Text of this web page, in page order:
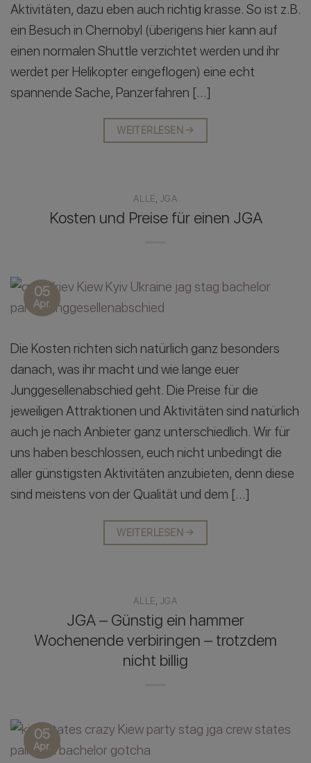
Aktivitäten, dazu eben auch richtig krasse. So ist z.B.
ein Besuch in Chernobyl (überigens hier kann auf
einen normalen Shuttle verzichtet werden und ihr
werdet per Helikopter eingeflogen) eine echt
spannende Sache, Panzerfahren […]
WEITERLESEN →
ALLE, JGA
Kosten und Preise für einen JGA
05
Apr.
Die Kosten richten sich natürlich ganz besonders
danach, was ihr macht und wie lange euer
Junggesellenabschied geht. Die Preise für die
jeweiligen Attraktionen und Aktivitäten sind natürlich
auch je nach Anbieter ganz unterschiedlich. Wir für
uns haben beschlossen, euch nicht unbedingt die
aller günstigsten Aktivitäten anzubieten, denn diese
sind meistens von der Qualität und dem […]
WEITERLESEN →
ALLE JGA
JGA – Günstig ein hammer
Wochenende verbiringen – trotzdem
nicht billig
05
Apr.